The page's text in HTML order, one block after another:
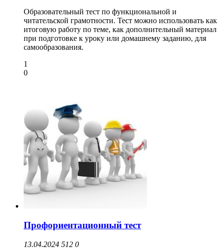
Образовательный тест по функциональной и
читательской грамотности. Тест можно использовать как
итоговую работу по теме, как дополнительный материал
при подготовке к уроку или домашнему заданию, для
самообразования.
1
0
Профориентационный тест
13.04.2024 512 0